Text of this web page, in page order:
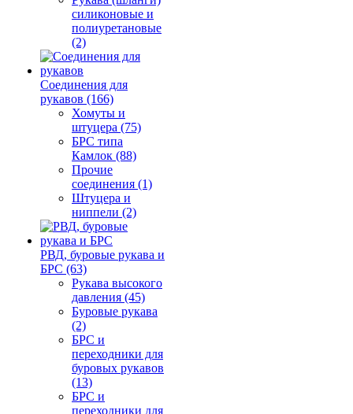
силиконовые и
полиуретановые
(2)
Соединения для
рукавов (166)
Хомуты и
штуцера (75)
БРС типа
Камлок (88)
Прочие
соединения (1)
Штуцера и
ниппели (2)
РВД, буровые рукава и
БРС (63)
Рукава высокого
давления (45)
Буровые рукава
(2)
БРС и
переходники для
буровых рукавов
(13)
БРС и
переходники для